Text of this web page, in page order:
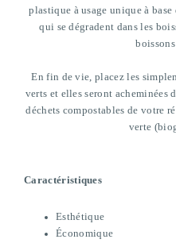
plastique à usage uniqueà
qui se dégradent dans les
boissons
En fin de vie, placez les
verts et elles seront acheminées
déchets compostables de votre
verte
Caractéristiques
Esthétique
Économique